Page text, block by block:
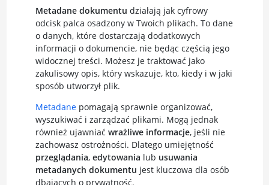
Metadane dokumentu działają jak cyfrowy
odcisk palca osadzony w Twoich plikach. To dane
o danych, które dostarczają dodatkowych
informacji o dokumencie, nie będąc częścią jego
widocznej treści. Możesz je traktować jako
zakulisowy opis, który wskazuje, kto, kiedy i w jaki
sposób utworzył plik.
Metadanepomagają sprawnie organizować,
wyszukiwać i zarządzać plikami. Mogą jednak
również ujawniać wrażliwe informacje, jeśli nie
zachowasz ostrożności. Dlatego umiejętność
przeglądania, edytowania lub usuwania
metadanych dokumentu jest kluczowa dla osób
dbających o prywatność.